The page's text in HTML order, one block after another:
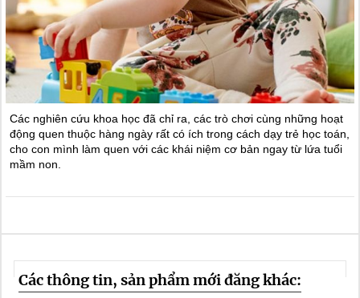
Các nghiên cứu khoa học đã chỉ ra, các trò chơi cùng những hoạt
động quen thuộc hàng ngày rất có ích trong cách dạy trẻ học toán,
cho con mình làm quen với các khái niệm cơ bản ngay từ lứa tuổi
mầm non.
Các thông tin, sản phẩm mới đăng khác: